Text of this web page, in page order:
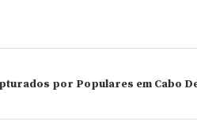
por Populares em Cabo